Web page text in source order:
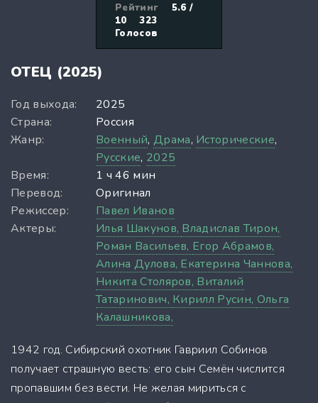
Рейтинг
5.6 /
10
323
Голосов
ОТЕЦ (2025)
Год выхода:
2025
Страна:
Россия
Жанр:
Военный, Драма, Исторические,
Русские, 2025
Время:
1 ч 46 мин
Перевод:
Оригинал
Режиссер:
Павел Иванов
Актеры:
Илья Шакунов, Владислав Тирон,
Роман Васильев, Егор Абрамов,
Алина Дулова, Екатерина Чаннова,
Никита Столяров, Виталий
Татаринович, Кирилл Русин, Ольга
Калашникова,
1942 год. Сибирский охотник Гавриил Собинов
получает страшную весть: его сын Семён числится
пропавшим без вести. Не желая мириться с